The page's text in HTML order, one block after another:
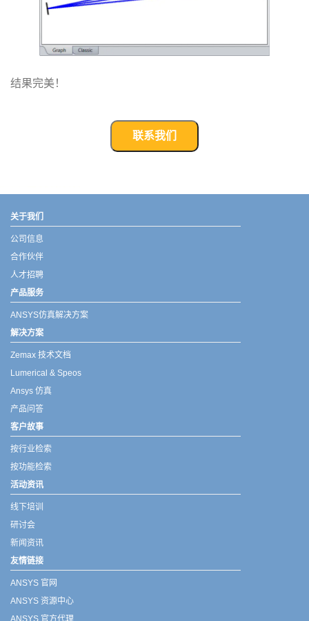
结果完美！
联系我们
关于我们
公司信息
合作伙伴
人才招聘
产品服务
ANSYS仿真解决方案
解决方案
Zemax 技术文档
Lumerical & Speos
Ansys 仿真
产品问答
客户故事
按行业检索
按功能检索
活动资讯
线下培训
研讨会
新闻资讯
友情链接
ANSYS 官网
ANSYS 资源中心